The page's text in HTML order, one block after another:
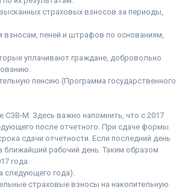
страховых взносов за периоды,
пеней и штрафов по основаниям,
уплачивают граждане, добровольно
пенсию (Программа государственного
СЗВ-М. Здесь важно напомнить, что с 2017
после отчетного. При сдаче формы
сдачи отчетности. Если последний день
ближайший рабочий день. Таким образом
года.
следующего года).
страховые взносы на накопительную